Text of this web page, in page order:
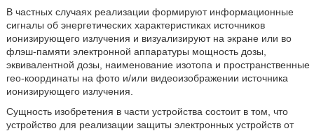
В частных случаях реализации формируют информационные
сигналы об энергетических характеристиках источников
ионизирующего излучения и визуализируют на экране или во
флэш-памяти электронной аппаратуры мощность дозы,
эквивалентной дозы, наименование изотопа и пространственные
гео-координаты на фото и/или видеоизображении источника
ионизирующего излучения.
Сущность изобретения в части устройства состоит в том, что
устройство для реализации защиты электронных устройств от